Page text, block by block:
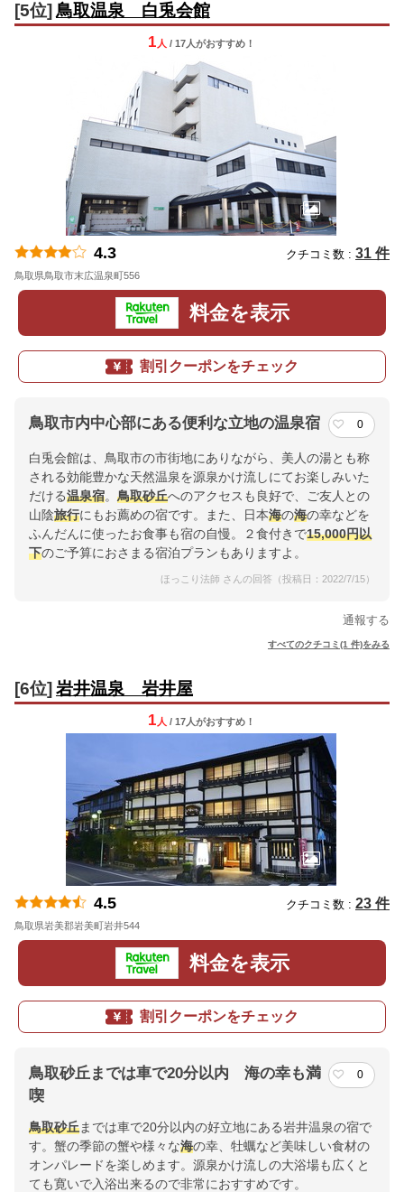
[5位] 鳥取温泉 白兎会館
1 人 / 17人がおすすめ！
4.3 クチコミ数 : 31 件
鳥取県鳥取市末広温泉町556
料金を表示
割引クーポンをチェック
鳥取市内中心部にある便利な立地の温泉宿 0
白兎会館は、鳥取市の市街地にありながら、美人の湯とも称
される効能豊かな天然温泉を源泉かけ流しにてお楽しみいた
だける温泉宿。 鳥取砂丘へのアクセスも良好で、ご友人との
山陰旅行にもお薦めの宿です。また、日本海の海の幸などを
ふんだんに使ったお食事も宿の自慢。２食付きで15,000円以
下のご予算におさまる宿泊プランもありますよ。
ほっこり法師 さんの回答（投稿日：2022/7/15）
通報する
すべてのクチコミ(1 件)をみる
[6位] 岩井温泉 岩井屋
1 人 / 17人がおすすめ！
4.5 クチコミ数 : 23 件
鳥取県岩美郡岩美町岩井544
料金を表示
割引クーポンをチェック
鳥取砂丘までは車で20分以内 海の幸も満
喫
0
鳥取砂丘までは車で20分以内の好立地にある岩井温泉の宿で
す。蟹の季節の蟹や様々な海の幸、牡蠣など美味しい食材の
オンパレードを楽しめます。源泉かけ流しの大浴場も広くと
ても寛いで入浴出来るので非常におすすめです。